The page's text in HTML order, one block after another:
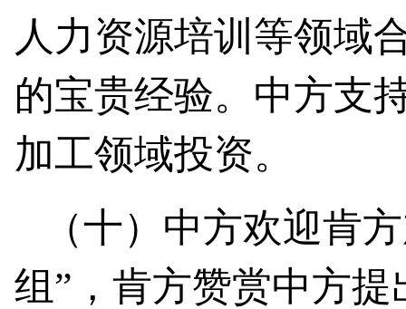
人力资源培训等领域
的宝贵经验。中方支
加工领域投资。
（十）中方欢迎肯
组”，肯方赞赏中方